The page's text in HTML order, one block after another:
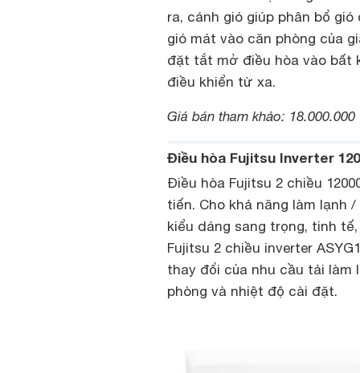
ra, cánh gió giúp phân bổ
gió mát vào căn phòng của
đặt tắt mở điều hòa vào bất
điều khiển từ xa.
Giá bán tham khảo: 18.000.000
Điều hòa Fujitsu Inverter
Điều hòa Fujitsu 2 chiều
tiến. Cho khả năng làm lạnh
kiểu dáng sang trọng, tinh
Fujitsu 2 chiều inverter
thay đổi của nhu cầu tải làm
phòng và nhiệt độ cài đặt.